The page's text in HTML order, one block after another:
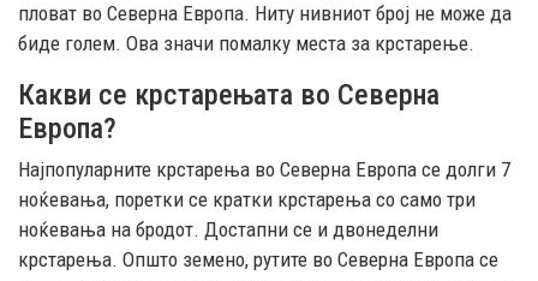
пловат во Северна Европа. Ниту нивниот број не може да
биде голем. Ова значи помалку места за крстарење.
Какви се крстарењата во Северна
Европа?
Најпопуларните крстарења во Северна Европа се долги 7
ноќевања, поретки се кратки крстарења со само три
ноќевања на бродот. Достапни се и двонеделни
крстарења. Општо земено, рутите во Северна Европа се